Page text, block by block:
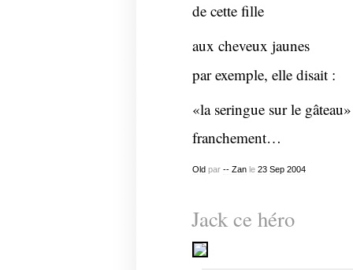
de cette fille
aux cheveux jaunes
par exemple, elle disait :
«la seringue sur le gâteau»
franchement…
Oldpar -- Zanle 23 Sep 2004
Jack ce héro